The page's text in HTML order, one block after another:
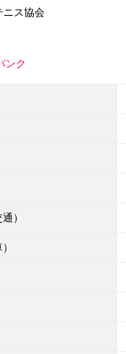
ニス協会
ンク
）